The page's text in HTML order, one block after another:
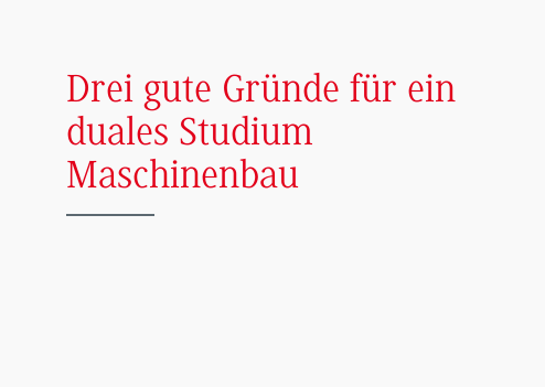
Drei gute Gründe für ein
duales Studium
Maschinenbau